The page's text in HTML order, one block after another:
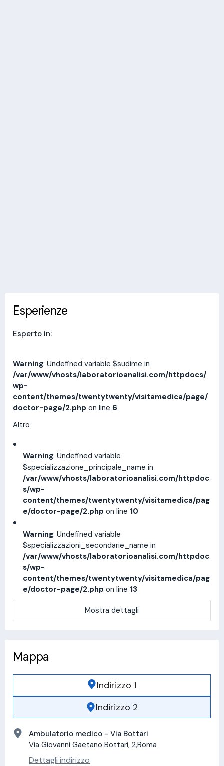
Esperienze
Esperto in:
Warning: Undefined variable $sudime in
/var/www/vhosts/laboratorioanalisi.com/httpdocs/
wp-
content/themes/twentytwenty/visitamedica/page/
doctor-page/2.php on line 6
Altro
Warning: Undefined variable
$specializzazione_principale_name in
/var/www/vhosts/laboratorioanalisi.com/httpdoc
s/wp-
content/themes/twentytwenty/visitamedica/pag
e/doctor-page/2.php on line 10
Warning: Undefined variable
$specializzazioni_secondarie_name in
/var/www/vhosts/laboratorioanalisi.com/httpdoc
s/wp-
content/themes/twentytwenty/visitamedica/pag
e/doctor-page/2.php on line 13
Mostra dettagli
Mappa
Indirizzo 1
Indirizzo 2
Ambulatorio medico - Via Bottari
Via Giovanni Gaetano Bottari, 2,Roma
Dettagli indirizzo